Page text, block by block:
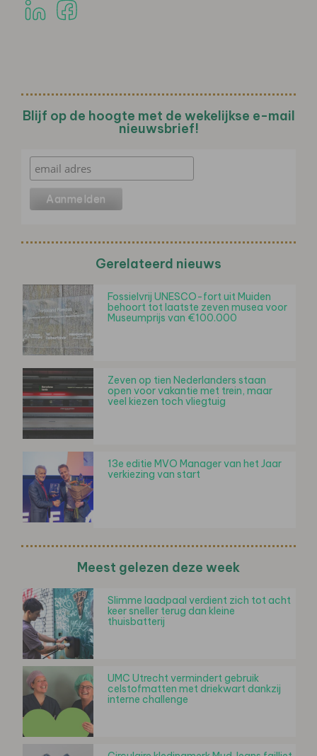
Blijf op de hoogte met de wekelijkse e-mail
nieuwsbrief!
Gerelateerd nieuws
Fossielvrij UNESCO-fort uit Muiden
behoort tot laatste zeven musea voor
Museumprijs van €100.000
Zeven op tien Nederlanders staan
open voor vakantie met trein, maar
veel kiezen toch vliegtuig
13e editie MVO Manager van het Jaar
verkiezing van start
Meest gelezen deze week
Slimme laadpaal verdient zich tot acht
keer sneller terug dan kleine
thuisbatterij
UMC Utrecht vermindert gebruik
celstofmatten met driekwart dankzij
interne challenge